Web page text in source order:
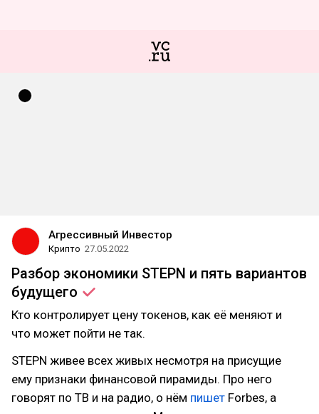
Агрессивный Инвестор
Крипто 27.05.2022
Разбор экономики STEPN и пять вариантов
будущего
Кто контролирует цену токенов, как её меняют и
что может пойти не так.
STEPN живее всех живых несмотря на присущие
ему признаки финансовой пирамиды. Про него
говорят по ТВ и на радио, о нём пишет Forbes, а